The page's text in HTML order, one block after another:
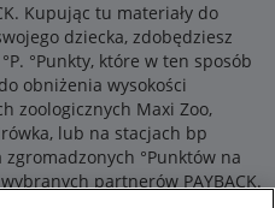
Kupując tu materiały do
dziecka, zdobędziesz
°Punkty, które w ten sposób
obniżenia wysokości
zoologicznych Maxi Zoo,
lub na stacjach bp
°Punktów na
partnerów PAYBACK.